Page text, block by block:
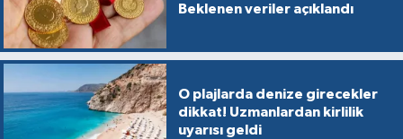
Beklenen veriler açıklandı
O plajlarda denize girecekler
dikkat! Uzmanlardan kirlilik
uyarısı geldi